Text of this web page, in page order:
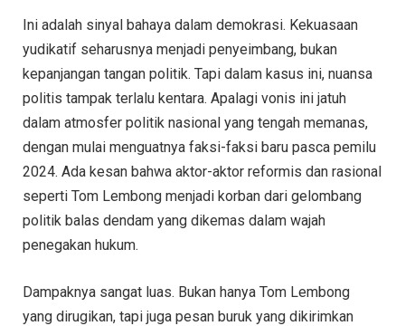
Ini adalah sinyal bahaya dalam demokrasi. Kekuasaan
yudikatif seharusnya menjadi penyeimbang, bukan
kepanjangan tangan politik. Tapi dalam kasus ini, nuansa
politis tampak terlalu kentara. Apalagi vonis ini jatuh
dalam atmosfer politik nasional yang tengah memanas,
dengan mulai menguatnya faksi-faksi baru pasca pemilu
2024. Ada kesan bahwa aktor-aktor reformis dan rasional
seperti Tom Lembong menjadi korban dari gelombang
politik balas dendam yang dikemas dalam wajah
penegakan hukum.
Dampaknya sangat luas. Bukan hanya Tom Lembong
yang dirugikan, tapi juga pesan buruk yang dikirimkan